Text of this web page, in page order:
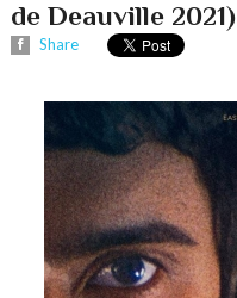
de Deauville 2021)
Share